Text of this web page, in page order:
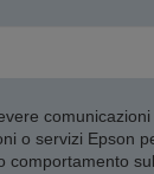
o servizi Epson